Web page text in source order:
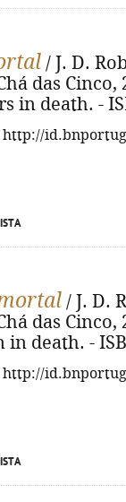
/ J. D.
das Cinco,
in death. -
/ J. D.
das Cinco,
death. -